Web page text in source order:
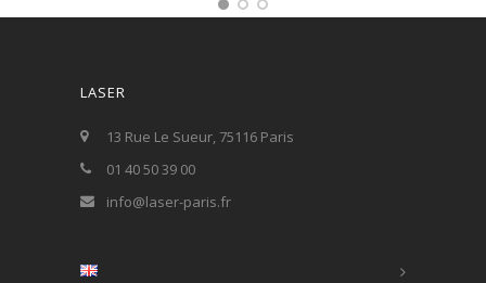
LASER
13 Rue Le Sueur, 75116 Paris
01 40 50 39 00
info@laser-paris.fr